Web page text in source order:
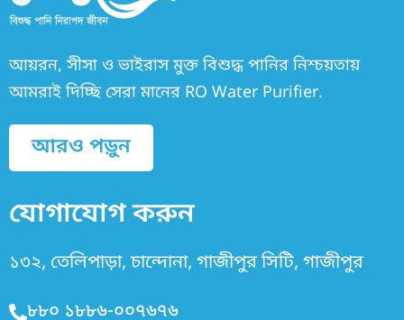
আয়রন, সীসা ও ভাইরাস মুক্ত বিশুদ্ধ পানির নিশ্চয়তায়
আমরাই দিচ্ছি সেরা মানের RO Water Purifier.
আরও পড়ুন
যোগাযোগ করুন
১৩২, তেলিপাড়া, চান্দোনা, গাজীপুর সিটি, গাজীপুর
৮৮০ ১৮৮৬-০০৭৬৭৬